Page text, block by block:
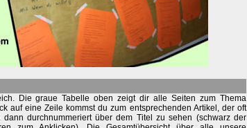
Die graue Tabelle oben zeigt dir alle Seiten zum Thema
auf eine Zeile kommst du zum entsprechenden Artikel, der oft
durchnummeriert über dem Titel zu sehen (schwarz der